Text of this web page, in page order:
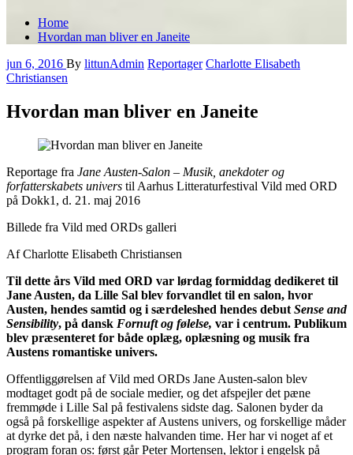
Home
Hvordan man bliver en Janeite
jun 6, 2016 By littunAdmin Reportager Charlotte Elisabeth
Christiansen
Hvordan man bliver en Janeite
Reportage fra Jane Austen-Salon – Musik, anekdoter og
forfatterskabets univers til Aarhus Litteraturfestival Vild med ORD
på Dokk1, d. 21. maj 2016
Billede fra Vild med ORDs galleri
Af Charlotte Elisabeth Christiansen
Til dette års Vild med ORD var lørdag formiddag dedikeret til
Jane Austen, da Lille Sal blev forvandlet til en salon, hvor
Austen, hendes samtid og i særdeleshed hendes debut Sense and
Sensibility, på dansk Fornuft og følelse, var i centrum. Publikum
blev præsenteret for både oplæg, oplæsning og musik fra
Austens romantiske univers.
Offentliggørelsen af Vild med ORDs Jane Austen-salon blev
modtaget godt på de sociale medier, og det afspejler det pæne
fremmøde i Lille Sal på festivalens sidste dag. Salonen byder da
også på forskellige aspekter af Austens univers, og forskellige måder
at dyrke det på, i den næste halvanden time. Her har vi noget af et
program foran os: først går Peter Mortensen, lektor i engelsk på